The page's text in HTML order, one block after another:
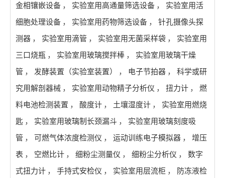
金相镶嵌设备 ， 实验室用高通量筛选设备 ，
实验室用活
细胞处理设备 ， 实验室用药物筛选设备 ，
针孔摄像头探
测器 ， 实验室用滴管 ， 实验室用无菌采样袋 ，
实验室用
三口烧瓶 ， 实验室用玻璃搅拌棒 ，
实验室用玻璃干燥
管 ， 发酵装置（实验室装置） ， 电子节拍器 ，
科学或研
究用解剖器械 ， 实验室用动物精子分析仪 ， 扭力计 ，
燃
料电池检测装置 ， 酸度计 ， 土壤湿度计 ，
实验室用燃烧
匙 ， 实验室用玻璃制长颈漏斗 ，
实验室用玻璃刻度吸
管 ， 可燃气体浓度检测仪 ， 运动训练电子模拟器 ，
增压
表 ， 空燃比计 ， 细粉尘测量仪 ， 细粉尘分析仪 ，
数字
式扭力计 ， 手持式安检仪 ， 实验室用层流柜 ，
防冻液检